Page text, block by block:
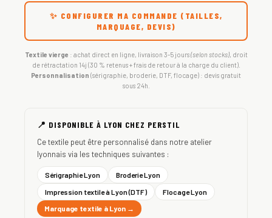
✨ CONFIGURER MA COMMANDE (TAILLES,
MARQUAGE, DEVIS)
Textile vierge : achat direct en ligne, livraison 3-5 jours(selon stocks), droit
de rétractation 14j (30 % retenus + frais de retour à la charge du client).
Personnalisation (sérigraphie, broderie, DTF, flocage) : devis gratuit
sous 24h.
📍 DISPONIBLE À LYON CHEZ PERSTIL
Ce textile peut être personnalisé dans notre atelier
lyonnais via les techniques suivantes :
Sérigraphie Lyon
Broderie Lyon
Impression textile à Lyon (DTF)
Flocage Lyon
Marquage textile à Lyon →